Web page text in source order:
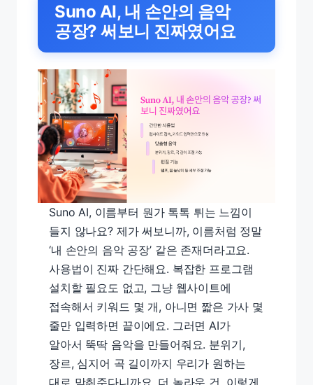
Suno AI, 내 손안의 음악
공장? 써보니 진짜였어요
Suno AI, 이름부터 뭔가 톡톡 튀는 느낌이
들지 않나요? 제가 써보니까, 이름처럼 정말
‘내 손안의 음악 공장’ 같은 존재더라고요.
사용법이 진짜 간단해요. 복잡한 프로그램
설치할 필요도 없고, 그냥 웹사이트에
접속해서 키워드 몇 개, 아니면 짧은 가사 몇
줄만 입력하면 끝이에요. 그러면 AI가
알아서 뚝딱 음악을 만들어줘요. 분위기,
장르, 심지어 곡 길이까지 우리가 원하는
대로 맞춰준다니까요. 더 놀라운 건, 이렇게